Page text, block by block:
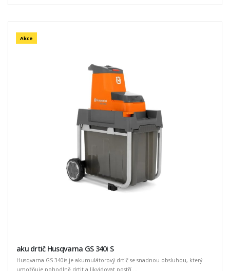
Akce
aku drtič Husqvarna GS 340i S
Husqvarna GS 340is je akumulátorový drtič se snadnou obsluhou, který
umožňuje pohodlně drtit a likvidovat postří ...